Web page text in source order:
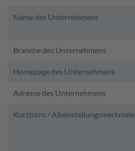
Name des Unternehmens
Branche des Unternehmens
Homepage des Unternehmens
Adresse des Unternehmens
Kurzintro / Alleinstellungsmerkmale